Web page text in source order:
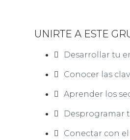
UNIRTE A ESTE
Desarrollar tu
Conocer las
Aprender los
Desprogramar
Conectar con